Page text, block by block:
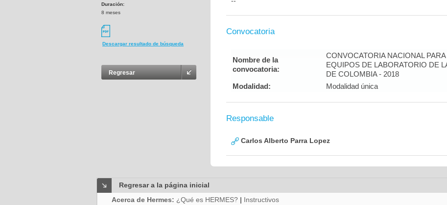
Duración:
8 meses
Descargar resultado de búsqueda
Regresar
Convocatoria
Nombre de la
convocatoria:
CONVOCATORIA NACIONAL
EQUIPOS DE LABORATORIO DE
DE COLOMBIA - 2018
Modalidad:
Modalidad única
Responsable
Carlos Alberto Parra Lopez
Regresar a la página inicial
Acerca de Hermes: ¿Qué es HERMES? | Instructivos